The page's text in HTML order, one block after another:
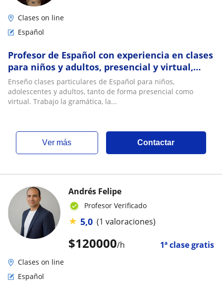
Clases on line
Español
Profesor de Español con experiencia en clases
para niños y adultos, presencial y virtual,
enfocadas en gramática y conversación
Enseño clases particulares de Español para niños,
adolescentes y adultos, tanto de forma presencial como
virtual. Trabajo la gramática, la...
ver más Contactar
$120000/h 1ª clase gratis
Andrés Felipe
Profesor Verificado
★ 5,0 (1 valoraciones)
Clases on line
Español